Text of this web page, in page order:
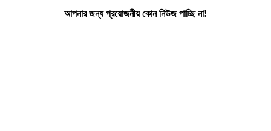
আপনার জন্য প্রয়োজনীয় কোন নিউজ পাচ্ছি না!